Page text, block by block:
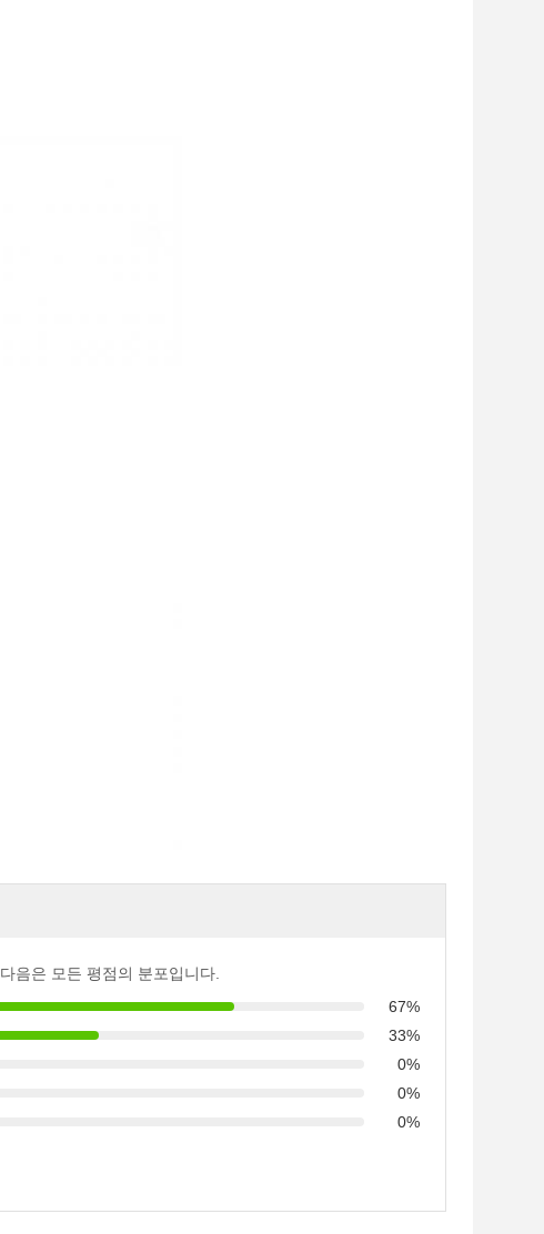
다음은 모든 평점의 분포입니다.
67%
33%
0%
0%
0%